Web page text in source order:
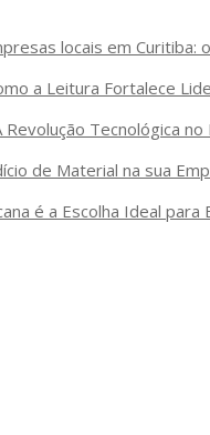
locais em Curitiba:
a Leitura Fortalece
Revolução Tecnológica no
de Material na sua
é a Escolha Ideal